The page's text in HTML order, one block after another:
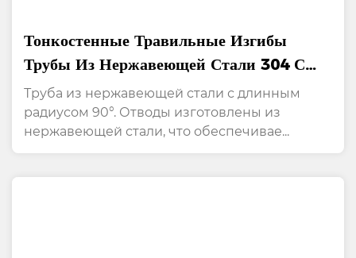
Тонкостенные Травильные Изгибы
Трубы Из Нержавеющей Стали 304 С
Радиусом 90°
Труба из нержавеющей стали с длинным
радиусом 90°. Отводы изготовлены из
нержавеющей стали, что обеспечивае...